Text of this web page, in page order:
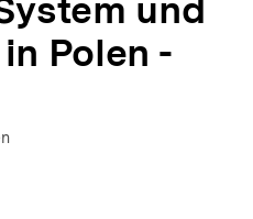
und
Polen -